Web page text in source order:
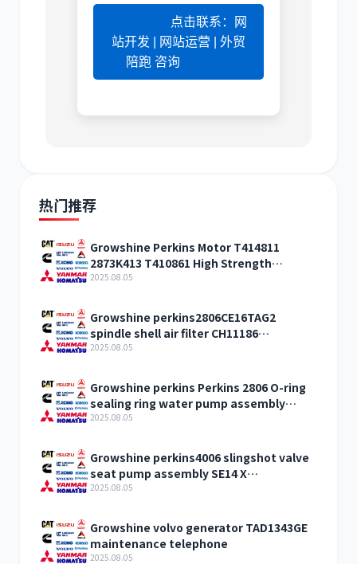
点击联系：网
站开发 | 网站运营 | 外贸
陪跑 咨询
热门推荐
Growshine Perkins Motor T414811
2873K413 T410861 High Strength
Discount
2025.08.05
Growshine perkins2806CE16TAG2
spindle shell air filter CH11186
specifications price
2025.08.05
Growshine perkins Perkins 2806 O-ring
sealing ring water pump assembly
CH10724 specifications Price
2025.08.05
Growshine perkins4006 slingshot valve
seat pump assembly SE14 X
specifications price
2025.08.05
Growshine volvo generator TAD1343GE
maintenance telephone
2025.08.05